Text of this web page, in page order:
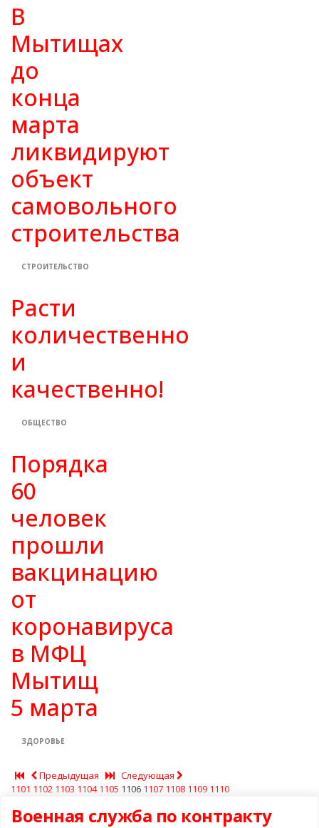
В
Мытищах
до
конца
марта
ликвидируют
объект
самовольного
строительства
СТРОИТЕЛЬСТВО
Расти
количественно
и
качественно!
ОБЩЕСТВО
Порядка
60
человек
прошли
вакцинацию
от
коронавируса
в МФЦ
Мытищ
5 марта
ЗДОРОВЬЕ
Предыдущая
Следующая
1101 1102 1103 1104 1105 1106 1107 1108 1109 1110
Военная служба по контракту